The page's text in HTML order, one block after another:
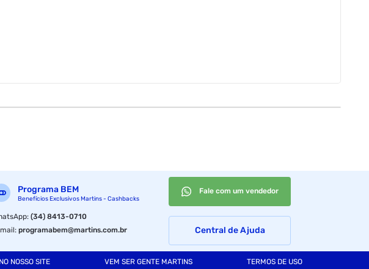
Programa BEM
Benefícios Exclusivos Martins - Cashbacks
:(34) 8413-0710
:programabem@martins.com.br
Fale com um vendedor
Central de Ajuda
NOSSO SITE VEM SER GENTE MARTINS TERMOS DE USO